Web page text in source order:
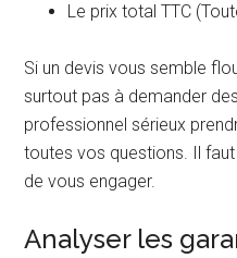
Le prix total TTC
Si un devis vous semble
surtout pas à demander
professionnel sérieux
toutes vos questions. Il
de vous engager.
Analyser les